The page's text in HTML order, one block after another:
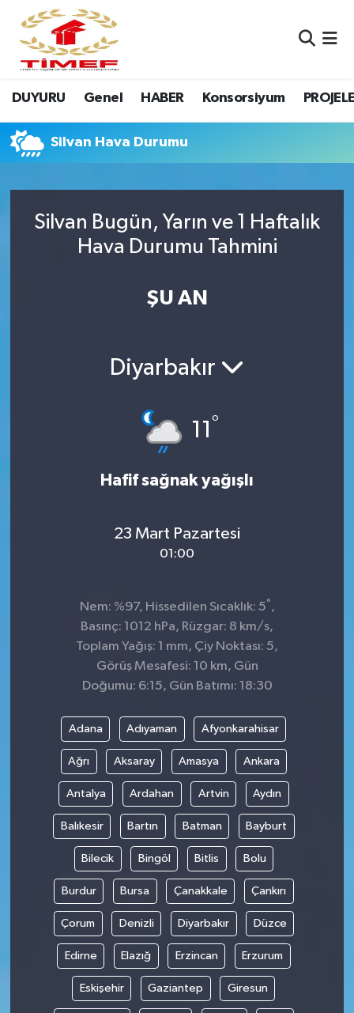
DUYURU Genel HABER Konsorsiyum
Silvan Hava Durumu
Silvan Bugün, Yarın ve 1 Haftalık
Hava Durumu Tahmini
ŞU AN
Diyarbakır
11°
Hafif sağnak yağışlı
23 Mart Pazartesi
01:00
Nem: %97, Hissedilen Sıcaklık: 5° ,
Basınç: 1012 hPa, Rüzgar: 8 km/s,
Toplam Yağış: 1 mm, Çiy Noktası: 5,
Görüş Mesafesi: 10 km, Gün
Doğumu: 6:15, Gün Batımı: 18:30
Adana Adıyaman Afyonkarahisar
Ağrı Aksaray Amasya Ankara
Antalya Ardahan Artvin Aydın
Balıkesir Bartın Batman Bayburt
Bilecik Bingöl Bitlis Bolu
Burdur Bursa Çanakkale Çankırı
Çorum Denizli Diyarbakır Düzce
Edirne Elazığ Erzincan Erzurum
Eskişehir Gaziantep Giresun
Anasayfa Kutu
Anasayfa Manşet
Canlı Yayın
Erasmus
Nöbetçi Eczaneler
Hava Durumu
Namaz Vakitleri
Süper Lig Puan Durumu ve Fikstür
Son Dakika Haberleri